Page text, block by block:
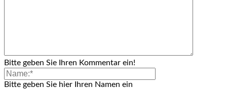
Bitte geben Sie Ihren Kommentar ein!
Bitte geben Sie hier Ihren Namen ein